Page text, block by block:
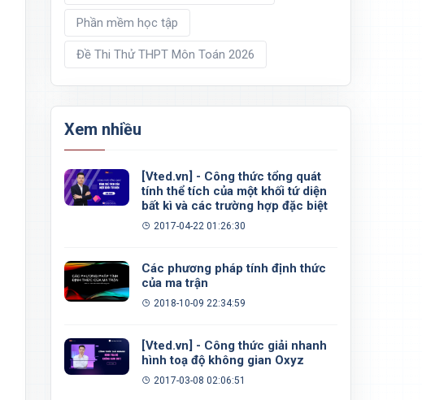
Phần mềm học tập
Đề Thi Thử THPT Môn Toán 2026
Xem nhiều
[Vted.vn] - Công thức tổng quát
tính thể tích của một khối tứ diện
bất kì và các trường hợp đặc biệt
2017-04-22 01:26:30
Các phương pháp tính định thức
của ma trận
2018-10-09 22:34:59
[Vted.vn] - Công thức giải nhanh
hình toạ độ không gian Oxyz
2017-03-08 02:06:51